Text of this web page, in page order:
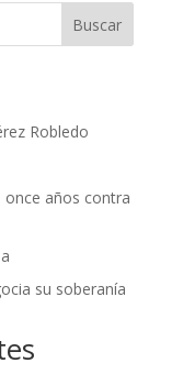
Buscar
Robledo
once años contra
su soberanía